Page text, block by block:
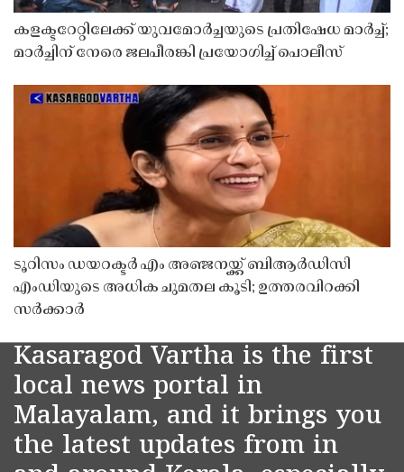
കളക്ടറേറ്റിലേക്ക് യുവമോർച്ചയുടെ പ്രതിഷേധ മാർച്ച്;
മാർച്ചിന് നേരെ ജലപീരങ്കി പ്രയോഗിച്ച് പൊലീസ്
ടൂറിസം ഡയറക്ടർ എം അഞ്ജനയ്ക്ക് ബിആർഡിസി
എംഡിയുടെ അധിക ചുമതല കൂടി; ഉത്തരവിറക്കി
സർക്കാർ
Kasaragod Vartha is the first
local news portal in
Malayalam, and it brings you
the latest updates from in